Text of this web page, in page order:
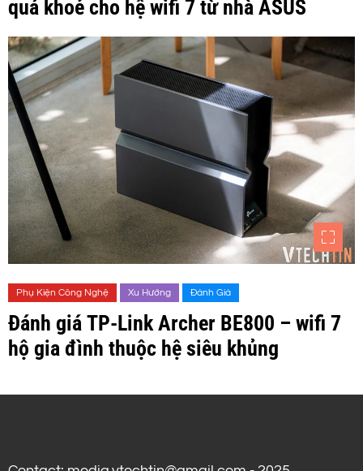
quá khoẻ cho hệ wifi 7 từ nhà ASUS
Phụ Kiện Công Nghệ Xu Hướng Đánh Giá
Đánh giá TP-Link Archer BE800 – wifi 7
hộ gia đình thuộc hệ siêu khủng